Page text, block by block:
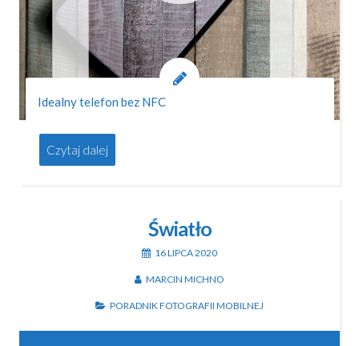
Idealny telefon bez NFC
Czytaj dalej
Światło
16 LIPCA 2020
MARCIN MICHNO
PORADNIK FOTOGRAFII MOBILNEJ